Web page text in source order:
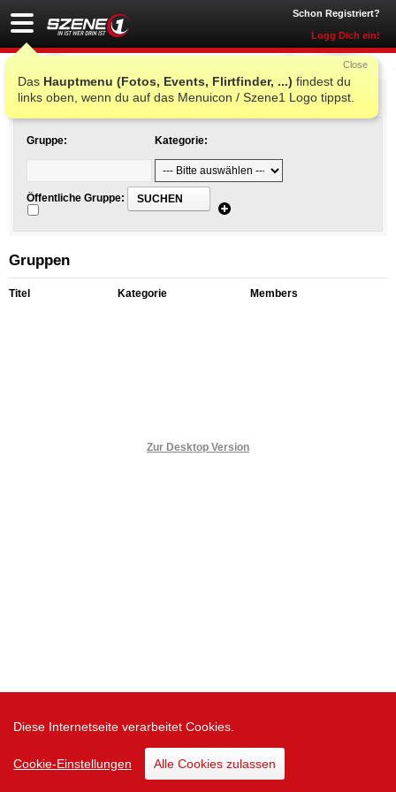
Diese Internetseite verarbeitet Cookies.
Cookie-Einstellungen Alle Cookies zulassen
Schon Registriert?
Logg Dich ein!
Das Hauptmenu (Fotos, Events, Flirtfinder, ...) findest du
links oben, wenn du auf das Menuicon / Szene1 Logo tippst.
Close
Gruppen von SZENE1.AT
Gruppe: Kategorie:
Öffentliche Gruppe: SUCHEN
Gruppen
Titel Kategorie Members
Zur Desktop Version